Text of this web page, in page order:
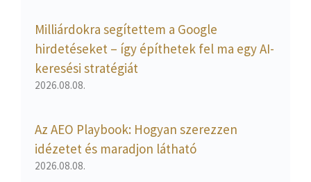
Milliárdokra segítettem a Google
hirdetéseket – így építhetek fel ma egy AI-
keresési stratégiát
2026.08.08.
Az AEO Playbook: Hogyan szerezzen
idézetet és maradjon látható
2026.08.08.